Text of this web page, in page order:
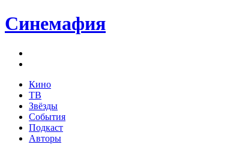
Синемафия
Кино
ТВ
Звёзды
События
Подкаст
Авторы